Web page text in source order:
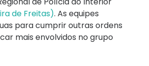
de Freitas). As equipes
para cumprir outras ordens
mais envolvidos no grupo